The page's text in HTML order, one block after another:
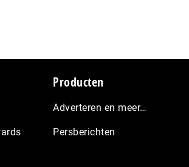
Producten
Adverteren en meer…
Persberichten